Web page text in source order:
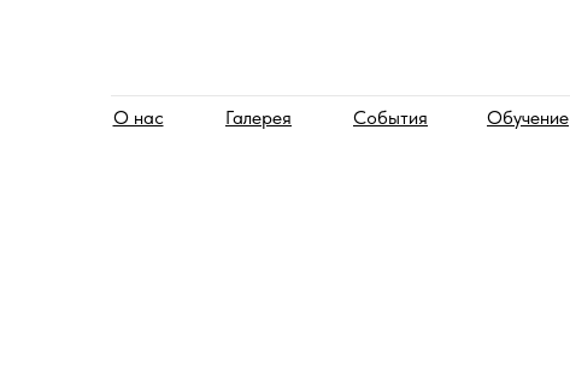
О нас События
Галерея Обучение